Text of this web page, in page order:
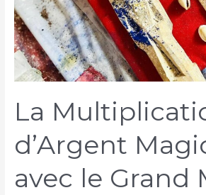
La
d’Argent
avec le Grand